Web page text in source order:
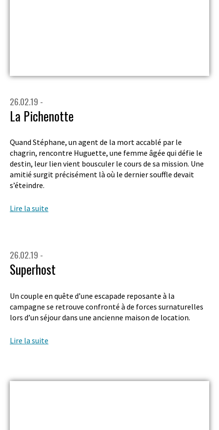
26.02.19 -
La Pichenotte
Quand Stéphane, un agent de la mort accablé par le
chagrin, rencontre Huguette, une femme âgée qui défie le
destin, leur lien vient bousculer le cours de sa mission. Une
amitié surgit précisément là où le dernier souffle devait
s’éteindre.
Lire la suite
26.02.19 -
Superhost
Un couple en quête d’une escapade reposante à la
campagne se retrouve confronté à de forces surnaturelles
lors d’un séjour dans une ancienne maison de location.
Lire la suite